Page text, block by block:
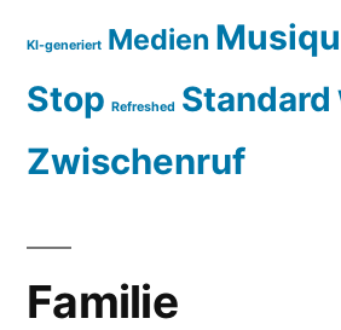
KI-generiert Medien
Stop Refreshed Standard
Zwischenruf
Familie